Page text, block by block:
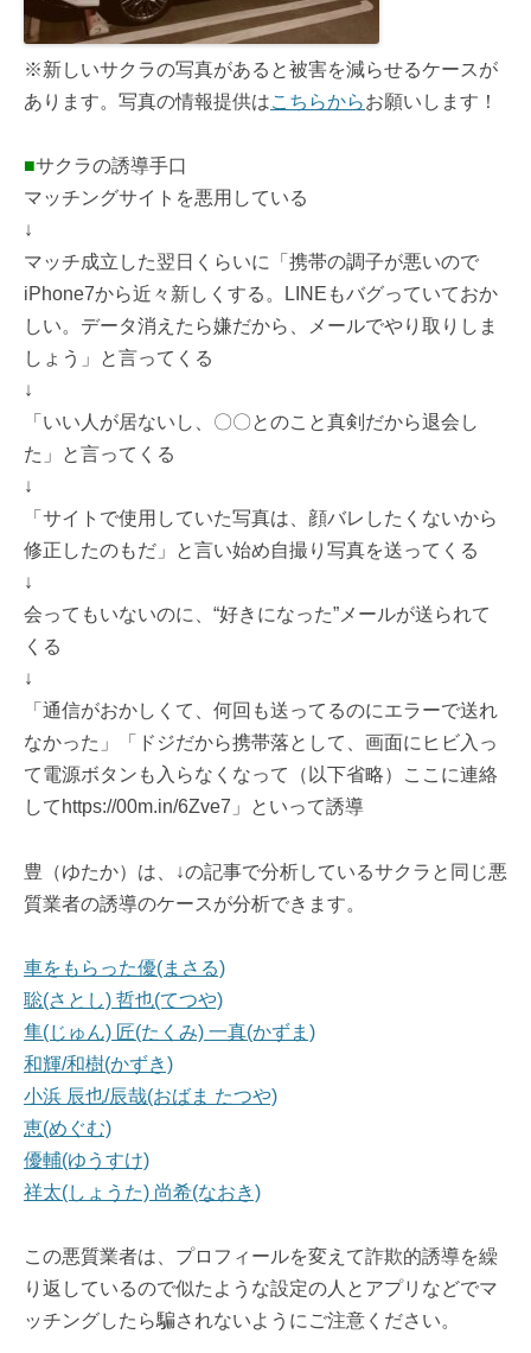
※新しいサクラの写真があると被害を減らせるケースが
あります。写真の情報提供はこちらからお願いします！
■サクラの誘導手口
マッチングサイトを悪用している
↓
マッチ成立した翌日くらいに「携帯の調子が悪いので
iPhone7から近々新しくする。LINEもバグっていておか
しい。データ消えたら嫌だから、メールでやり取りしま
しょう」と言ってくる
↓
「いい人が居ないし、〇〇とのこと真剣だから退会し
た」と言ってくる
↓
「サイトで使用していた写真は、顔バレしたくないから
修正したのもだ」と言い始め自撮り写真を送ってくる
↓
会ってもいないのに、“好きになった”メールが送られて
くる
↓
「通信がおかしくて、何回も送ってるのにエラーで送れ
なかった」「ドジだから携帯落として、画面にヒビ入っ
て電源ボタンも入らなくなって（以下省略）ここに連絡
してhttps://00m.in/6Zve7」といって誘導
豊（ゆたか）は、↓の記事で分析しているサクラと同じ悪
質業者の誘導のケースが分析できます。
車をもらった優(まさる)
聡(さとし) 哲也(てつや)
隼(じゅん) 匠(たくみ) 一真(かずま)
和輝/和樹(かずき)
小浜 辰也/辰哉(おばま たつや)
恵(めぐむ)
優輔(ゆうすけ)
祥太(しょうた) 尚希(なおき)
この悪質業者は、プロフィールを変えて詐欺的誘導を繰
り返しているので似たような設定の人とアプリなどでマ
ッチングしたら騙されないようにご注意ください。